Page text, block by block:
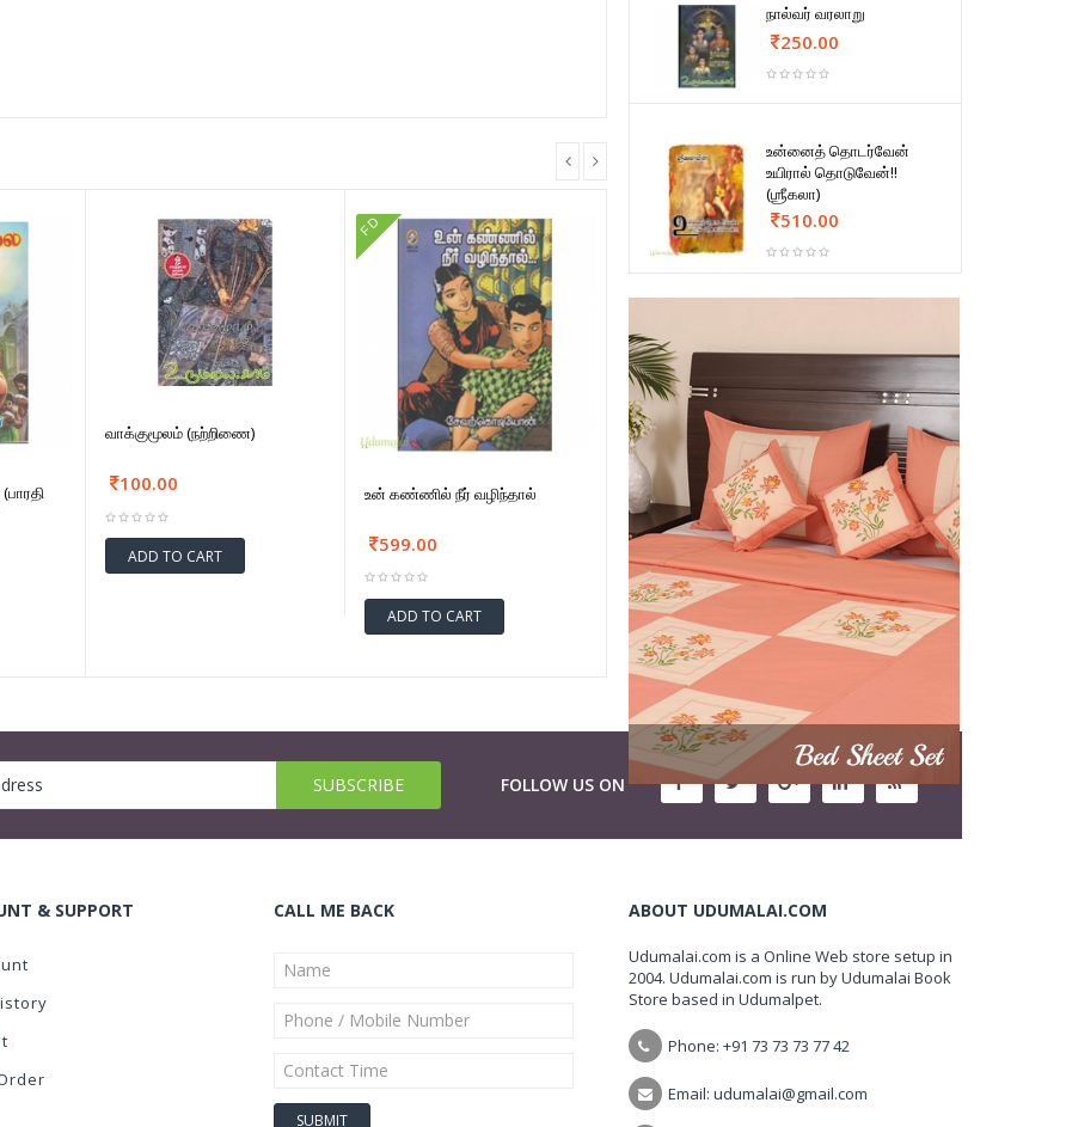
வாக்குமூலம் (நற்றிணை)
100.00
ADD TO CART
FD
உன் கண்ணில் நீர் வழிந்தால்
599.00
ADD TO CART
நால்வர் வரலாறு
250.00
உன்னைத் தொடர்வேன்
உயிரால் தொடுவேன்!!
(ஶ்ரீகலா)
510.00
FOLLOW US ON
& SUPPORT CALL ME BACK ABOUT UDUMALAI.COM
Udumalai.com is a Online Web store setup in
2004. Udumalai.com is run by Udumalai Book
Store based in Udumalpet.
Phone: +91 73 73 73 77 42
Email: udumalai@gmail.com